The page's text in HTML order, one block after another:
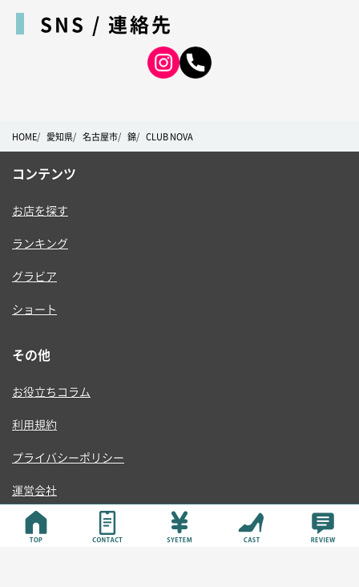
SNS / 連絡先
HOME 愛知県 名古屋市 錦 CLUB NOVA
コンテンツ
お店を探す
ランキング
グラビア
ショート
その他
お役立ちコラム
利用規約
プライバシーポリシー
運営会社
© ONE RISE , K.K.